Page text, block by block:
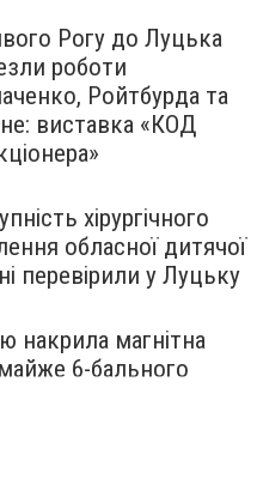
Рогу до Луцька
роботи
Ройтбурда та
виставка «КОД
хірургічного
обласної дитячої
перевірили у Луцьку
накрила магнітна
6-бального